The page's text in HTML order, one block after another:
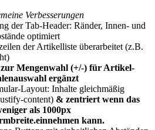
Verbesserungen
der Tab-Header: Ränder, Innen- und
optimiert
der Artikelliste überarbeitet (z.B.
Mengenwahl (+/-) für Artikel-
ergänzt
Layout: Inhalte gleichmäßig
content) & zentriert wenn das
als 1000px
kann.